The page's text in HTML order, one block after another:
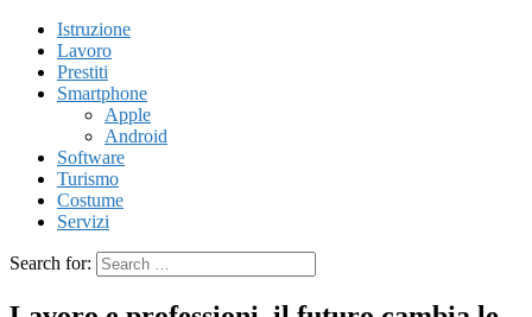
Istruzione
Lavoro
Prestiti
Smartphone
Apple
Android
Software
Turismo
Costume
Servizi
Search for: